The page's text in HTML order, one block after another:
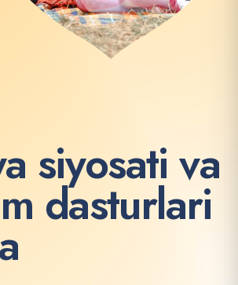
a siyosati va
m dasturlari